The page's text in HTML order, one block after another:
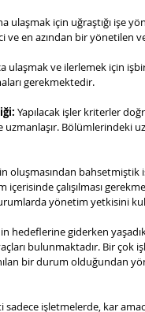
ulaşmak için uğraştığı işe
ve en azından bir yönetilen
ulaşmak ve ilerlemek için
gerekmektedir.
Yapılacak işler kriterler
Bölümlerindeki
oluşmasından
içerisinde çalışılması
yönetim yetkisini
hedeflerine giderken
bulunmaktadır. Bir çok
bir durum olduğundan
sadece işletmelerde, kar